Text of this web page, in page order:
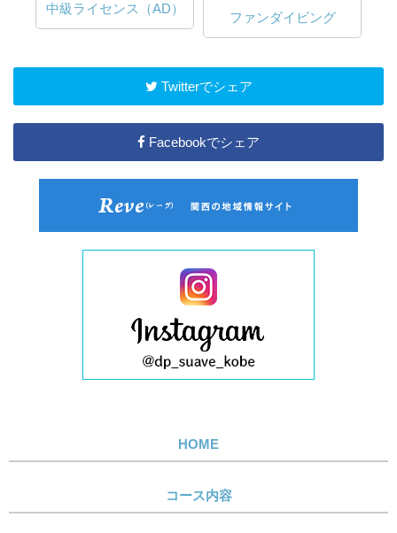
中級ライセンス（AD）
ファンダイビング
Twitterでシェア
Facebookでシェア
HOME
コース内容